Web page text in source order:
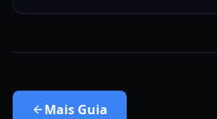
Mais Guia